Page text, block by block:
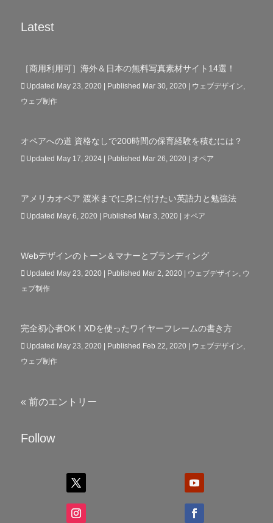
Latest
［商用利用可］海外＆日本の無料写真素材サイト14選！
Updated May 23, 2020 | Published Mar 30, 2020| ウェブデザイン,
ウェブ制作
オペアへの道 資格なしで200時間の保育経験を積むには？
Updated May 17, 2024 | Published Mar 26, 2020| オペア
アメリカオペア 渡米までに身に付けたい英語力と勉強法
Updated May 6, 2020 | Published Mar 3, 2020| オペア
Webデザインのトーン＆マナーとブランディング
Updated May 23, 2020 | Published Mar 2, 2020| ウェブデザイン, ウ
ェブ制作
完全初心者OK！XDを使ったワイヤーフレームの書き方
Updated May 23, 2020 | Published Feb 22, 2020| ウェブデザイン,
ウェブ制作
« 前のエントリー
Follow